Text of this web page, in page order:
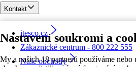
Nastavení soukromí a
My a našich 18 partnerů používáme nebo
Kontakt
itesco.cz
Zákaznické centrum - 800 222 555
Naše obchody